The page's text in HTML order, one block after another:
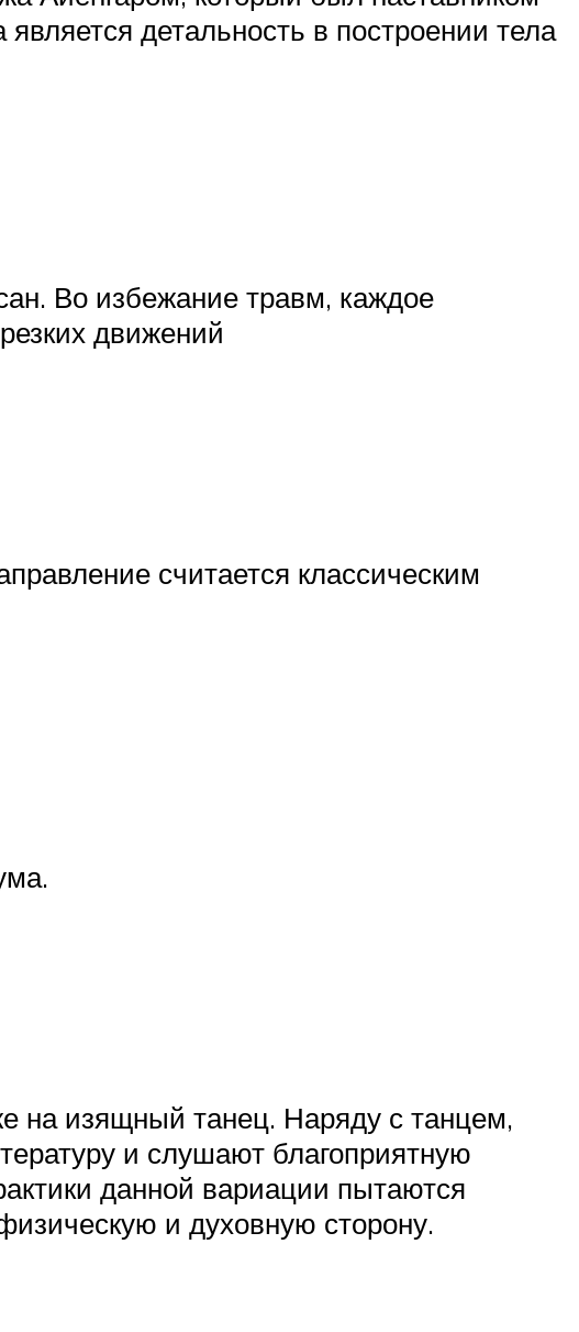
детальность в построении тела
Во избежание травм, каждое
движений
считается классическим
на изящный танец. Наряду с танцем,
и слушают благоприятную
данной вариации пытаются
и духовную сторону.